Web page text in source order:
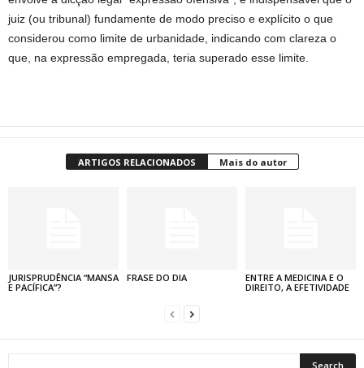
juiz (ou tribunal) fundamente de modo preciso e explícito o que
considerou como limite de urbanidade, indicando com clareza o
que, na expressão empregada, teria superado esse limite.
ARTIGOS RELACIONADOS Mais do autor
JURISPRUDÊNCIA “MANSA
E PACÍFICA”?
FRASE DO DIA
ENTRE A MEDICINA E O
DIREITO, A EFETIVIDADE